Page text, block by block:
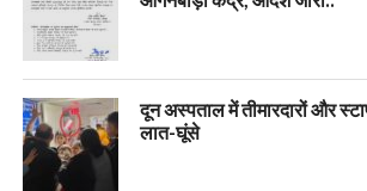
दून अस्पताल में तीमारदारों और
लात-घूंसे